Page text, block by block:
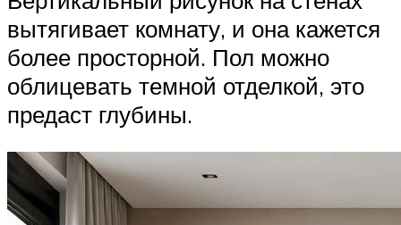
вытягивает комнату, и она кажется
более просторной. Пол можно
облицевать темной отделкой, это
предаст глубины.